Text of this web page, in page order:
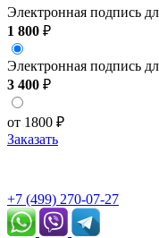
Электронная подпись
1 800 ₽
Электронная подпись
3 400 ₽
от 1800 ₽
Заказать
+7 (499) 270-07-27